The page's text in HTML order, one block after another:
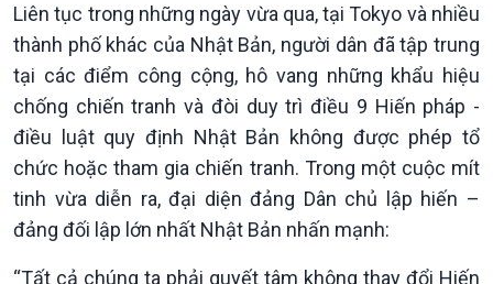
Quốc hội với cử tri
Xây dựng đảng
Đảng trong cuộc sống
Nhận diện sự thật
Pháp luật và đời sống
Hồ sơ sự kiện quốc tế
Thế giới & Việt Nam
Biên cương - Một dải vững
bền
Liên tục trong những ngày vừa qua, tại Tokyo và nhiều
thành phố khác của Nhật Bản, người dân đã tập trung
tại các điểm công cộng, hô vang những khẩu hiệu
chống chiến tranh và đòi duy trì điều 9 Hiến pháp -
điều luật quy định Nhật Bản không được phép tổ
chức hoặc tham gia chiến tranh. Trong một cuộc mít
tinh vừa diễn ra, đại diện đảng Dân chủ lập hiến –
đảng đối lập lớn nhất Nhật Bản nhấn mạnh:
“Tất cả chúng ta phải quyết tâm không thay đổi Hiến